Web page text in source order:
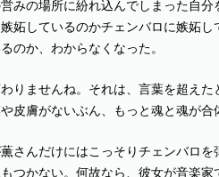
みの場所に紛れ込んでしまった自分
妬しているのかチェンバロに嫉妬し
のか、わからなくなった。
りませんね。それは、言葉を超えた
皮膚がないぶん、もっと魂と魂が合
さんだけにはこっそりチェンバロを
つかない。何故なら、彼女が音楽家